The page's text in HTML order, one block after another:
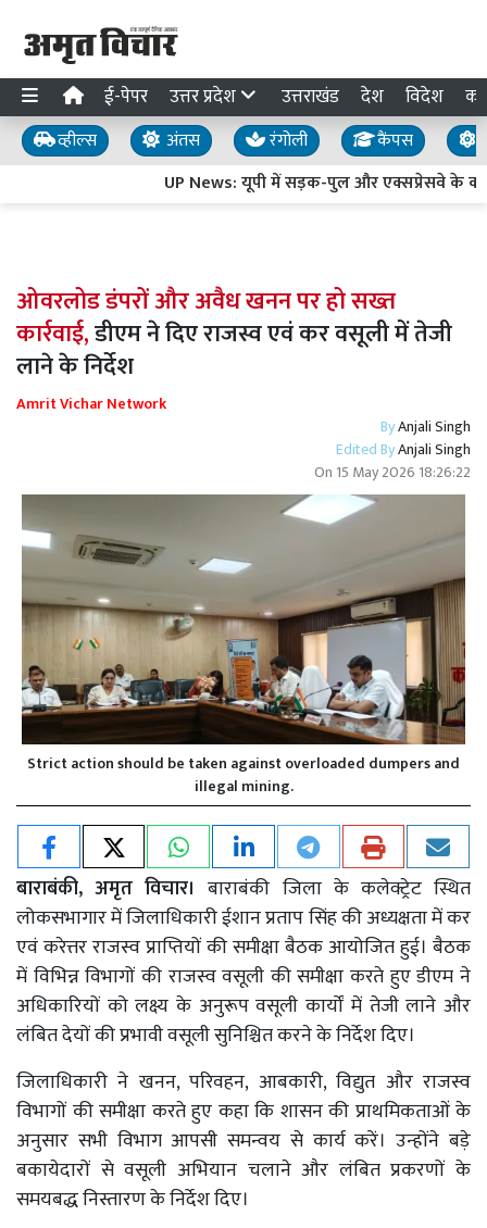
ई-पेपर उत्तर प्रदेश उत्तराखंड देश विदेश
व्हील्स अंतस रंगोली कैंपस
UP News: यूपी में सड़क-पुल और एक्सप्रेसवे के
ओवरलोड डंपरों और अवैध खनन पर हो सख्त
कार्रवाई,डीएम ने दिए राजस्व एवं कर वसूली में तेजी
लाने के निर्देश
Amrit Vichar Network
ByAnjali Singh
Edited ByAnjali Singh
On 15 May 2026 18:26:22
Strict action should be taken against overloaded dumpers and
illegal mining.
बाराबंकी, अमृत विचार।बाराबंकी जिला के कलेक्ट्रेट स्थित
लोकसभागार में जिलाधिकारी ईशान प्रताप सिंह की अध्यक्षता में कर
एवं करेत्तर राजस्व प्राप्तियों की समीक्षा बैठक आयोजित हुई। बैठक
में विभिन्न विभागों की राजस्व वसूली की समीक्षा करते हुए डीएम ने
अधिकारियों को लक्ष्य के अनुरूप वसूली कार्यों में तेजी लाने और
लंबित देयों की प्रभावी वसूली सुनिश्चित करने के निर्देश दिए।
जिलाधिकारी ने खनन, परिवहन, आबकारी, विद्युत और राजस्व
विभागों की समीक्षा करते हुए कहा कि शासन की प्राथमिकताओं के
अनुसार सभी विभाग आपसी समन्वय से कार्य करें। उन्होंने बड़े
बकायेदारों से वसूली अभियान चलाने और लंबित प्रकरणों के
समयबद्ध निस्तारण के निर्देश दिए।